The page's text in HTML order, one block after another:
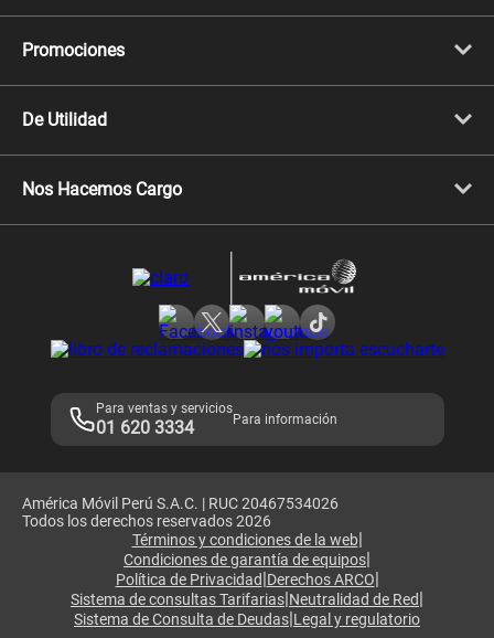
Migración
Internet + TV
Mejora tu plan
Promociones
Celulares iPhone
Celulares Samsung
Celulares Motorola
De Utilidad
Llamada por llamada
Comprobantes electrónicos
Consulta de IMEI
Nos Hacemos Cargo
Consulta de reclamos
Adquirientes iPhone 6, 6S y SE
Mensaje de Seguridad
Términos y Condiciones de Tienda Claro
Libro de Reclamaciones
Para ventas y servicios
01 620 3334 Para información
América Móvil Perú S.A.C. | RUC 20467534026
Todos los derechos reservados 2026
Términos y condiciones de la web|
Condiciones de garantía de equipos|
Política de Privacidad|Derechos ARCO|
Sistema de consultas Tarifarias|Neutralidad de Red|
Sistema de Consulta de Deudas|Legal y regulatorio